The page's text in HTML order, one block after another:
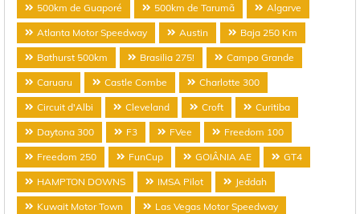
500km de Guaporé 500km de Tarumã Algarve
Atlanta Motor Speedway Austin Baja 250 Km
Bathurst 500km Brasilia 275! Campo Grande
Caruaru Castle Combe Charlotte 300
Circuit d'Albi Cleveland Croft Curitiba
Daytona 300 F3 FVee Freedom 100
Freedom 250 FunCup GOIÂNIA AE GT4
HAMPTON DOWNS IMSA Pilot Jeddah
Kuwait Motor Town Las Vegas Motor Speedway